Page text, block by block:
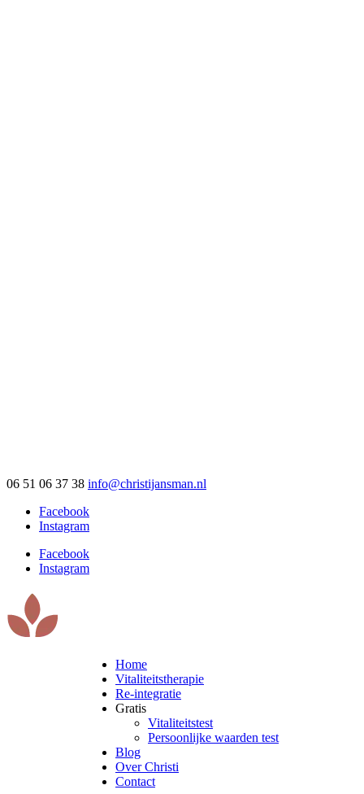
06 51 06 37 38 info@christijansman.nl
Facebook
Instagram
Facebook
Instagram
Home
Vitaliteitstherapie
Re-integratie
Gratis
Vitaliteitstest
Persoonlijke waarden test
Blog
Over Christi
Contact